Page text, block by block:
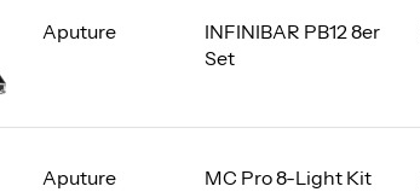
INFINIBAR PB12 8er
Set
Aputure
MC Pro 8-Light Kit
Aputure